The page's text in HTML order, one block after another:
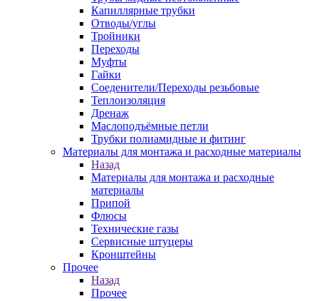
Капиллярные трубки
Отводы/углы
Тройники
Переходы
Муфты
Гайки
Соеденители/Переходы резьбовые
Теплоизоляция
Дренаж
Маслоподъёмные петли
Трубки полиамидные и фитинг
Материалы для монтажа и расходные материалы
Назад
Материалы для монтажа и расходные
материалы
Припой
Флюсы
Технические газы
Сервисные штуцеры
Кронштейны
Прочее
Назад
Прочее